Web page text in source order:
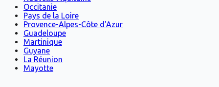
Occitanie
Pays de la Loire
Provence-Alpes-Côte d'Azur
Guadeloupe
Martinique
Guyane
La Réunion
Mayotte